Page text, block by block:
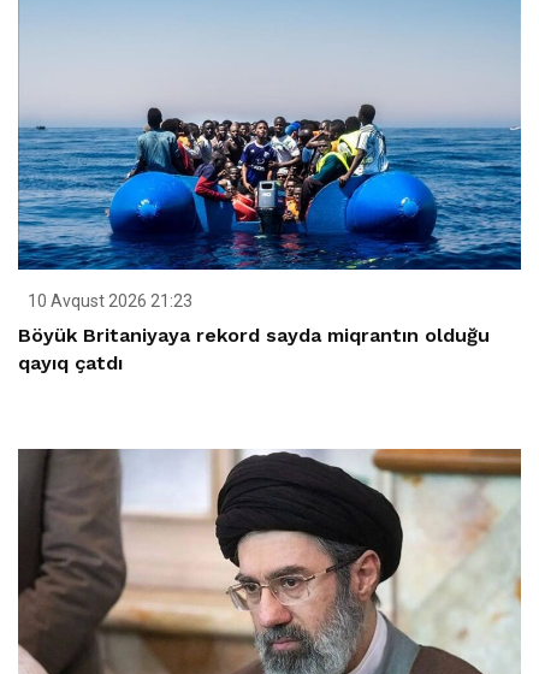
10 Avqust 2026 21:23
Böyük Britaniyaya rekord sayda miqrantın olduğu
qayıq çatdı